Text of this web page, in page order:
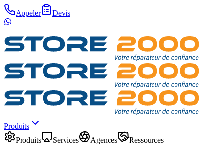
Appeler Devis
Produits
Produits
Services Agences
Ressources